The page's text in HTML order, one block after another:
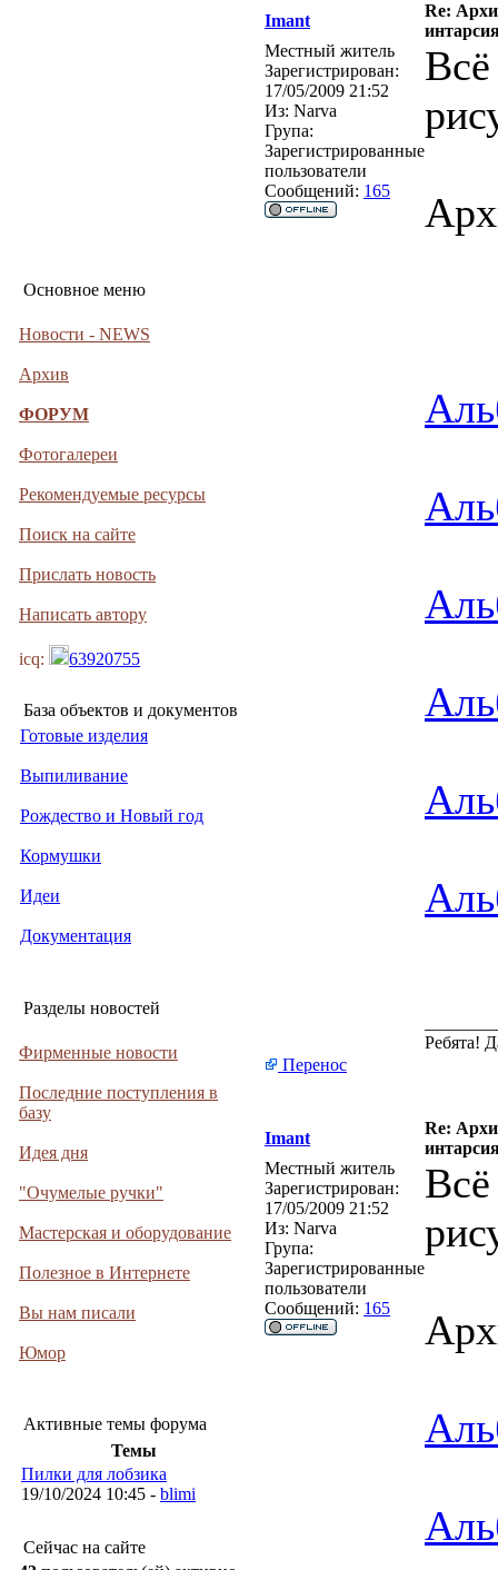
Основное меню
Новости - NEWS
Архив
ФОРУМ
Фотогалереи
Рекомендуемые ресурсы
Поиск на сайте
Прислать новость
Написать автору
icq: 63920755
База объектов и документов
Готовые изделия
Выпиливание
Рождество и Новый год
Кормушки
Идеи
Документация
Разделы новостей
Фирменные новости
Последние поступления в
базу
Идея дня
"Очумелые ручки"
Мастерская и оборудование
Полезное в Интернете
Вы нам писали
Юмор
Активные темы форума
Темы
Пилки для лобзика
19/10/2024 10:45 - blimi
Сейчас на сайте
Imant
Re:
Местный житель
Зарегистрирован:
17/05/2009 21:52
Из: Narva
Група:
Зарегистрированные
пользователи
Сообщений: 165
Ребята!
Перенос
Imant
Re:
Местный житель
Зарегистрирован:
17/05/2009 21:52
Из: Narva
Група:
Зарегистрированные
пользователи
Сообщений: 165